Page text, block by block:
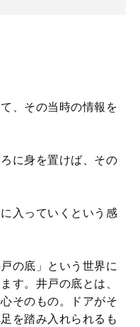
、その当時の情報を
に身を置けば、その
入っていくという感
の底」という世界に
す。井戸の底とは、
そのもの。ドアがそ
を踏み入れられるも